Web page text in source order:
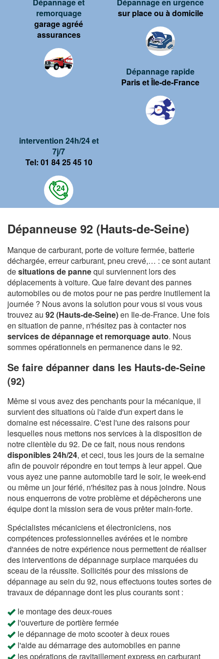
remorquage
garage agréé
assurances
sur place ou à domicile
Dépannage rapide
Paris et Île-de-France
intervention 24h/24 et
7j/7
Tel: 01 84 25 45 10
Dépanneuse 92 (Hauts-de-Seine)
Manque de carburant, porte de voiture fermée, batterie
déchargée, erreur carburant, pneu crevé,… : ce sont autant
desituations de pannequi surviennent lors des
déplacements à voiture. Que faire devant des pannes
automobiles ou de motos pour ne pas perdre inutilement la
journée ? Nous avons la solution pour vous si vous vous
trouvez au 92 (Hauts-de-Seine)en Ile-de-France. Une fois
en situation de panne, n'hésitez pas à contacter nos
services de dépannage et remorquage auto. Nous
sommes opérationnels en permanence dans le 92.
Se faire dépanner dans les Hauts-de-Seine
(92)
Même si vous avez des penchants pour la mécanique, il
survient des situations où l'aide d'un expert dans le
domaine est nécessaire. C'est l'une des raisons pour
lesquelles nous mettons nos services à la disposition de
notre clientèle du 92. De ce fait, nous nous rendons
disponibles 24h/24, et ceci, tous les jours de la semaine
afin de pouvoir répondre en tout temps à leur appel. Que
vous ayez une panne automobile tard le soir, le week-end
ou même un jour férié, n'hésitez pas à nous joindre. Nous
nous enquerrons de votre problème et dépêcherons une
équipe dont la mission sera de vous prêter main-forte.
Spécialistes mécaniciens et électroniciens, nos
compétences professionnelles avérées et le nombre
d'années de notre expérience nous permettent de réaliser
des interventions de dépannage surplace marquées du
sceau de la réussite. Sollicités pour des missions de
dépannage au sein du 92, nous effectuons toutes sortes de
travaux de dépannage dont les plus courants sont :
le montage des deux-roues
l'ouverture de portière fermée
le dépannage de moto scooter à deux roues
l'aide au démarrage des automobiles en panne
les opérations de ravitaillement express en carburant